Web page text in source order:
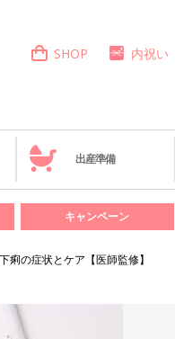
SHOP 内祝い
出産準備
キャンペーン
痢の症状とケア【医師監修】